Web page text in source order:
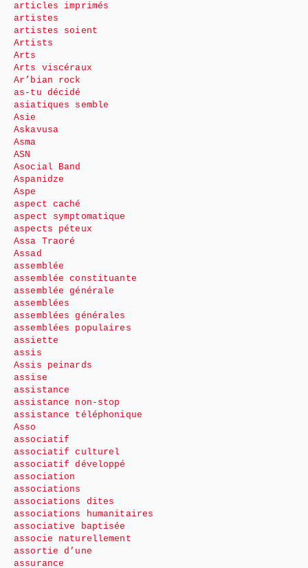
articles imprimés
artistes
artistes soient
Artists
Arts
Arts viscéraux
Ar’bian rock
as-tu décidé
asiatiques semble
Asie
Askavusa
Asma
ASN
Asocial Band
Aspanidze
Aspe
aspect caché
aspect symptomatique
aspects péteux
Assa Traoré
Assad
assemblée
assemblée constituante
assemblée générale
assemblées
assemblées générales
assemblées populaires
assiette
assis
Assis peinards
assise
assistance
assistance non-stop
assistance téléphonique
Asso
associatif
associatif culturel
associatif développé
association
associations
associations dites
associations humanitaires
associative baptisée
associe naturellement
assortie d’une
assurance